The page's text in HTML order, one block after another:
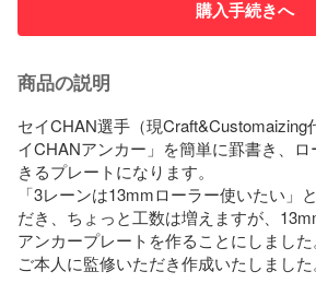
購入手続きへ
商品の説明
セイCHAN選手（現Craft&Customaizing
イCHANアンカー」を簡単に罫書き、
きるプレートになります。
「3レーンは13mmローラー使いたい」
だき、ちょっと工数は増えますが、
アンカープレートを作ることにしました
ご本人に監修いただき作成いたしました